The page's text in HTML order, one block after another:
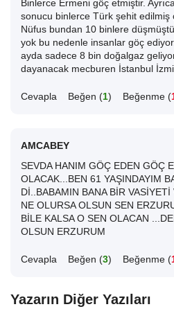
Binlerce Ermeni göç etmiştir.
sonucu binlerce Türk şehit edilmiş
Nüfus bundan 10 binlere
yok bu nedenle insanlar göç
ayda sadece 8 bin doğalgaz
dayanacak mecburen İstanbul
Cevapla Beğen (1) Beğenme (
AMCABEY
SEVDA HANIM GÖÇ EDEN GÖÇ
OLACAK...BEN 61 YAŞINDAYIM
Dİ..BABAMIN BANA BİR
NE OLURSA OLSUN SEN
BİLE KALSA O SEN OLACAN
OLSUN ERZURUM
Cevapla Beğen (3) Beğenme (
Yazarın Diğer Yazıları